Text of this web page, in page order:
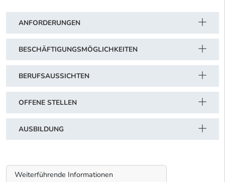
ANFORDERUNGEN
BESCHÄFTIGUNGSMÖGLICHKEITEN
BERUFSAUSSICHTEN
OFFENE STELLEN
AUSBILDUNG
Weiterführende Informationen